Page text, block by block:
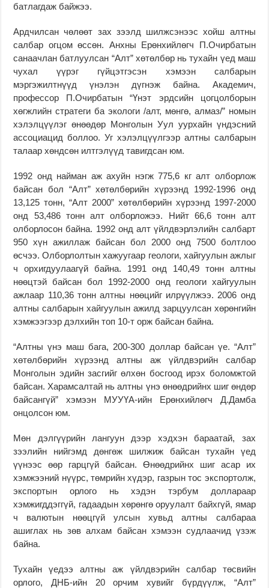
батлагдаж байжээ.
Ардчилсан чөлөөт зах зээлд шилжсэнээс хойш алтны
салбар огцом өссөн. Анхны Ерөнхийлөгч П.Очирбатын
санаачлан батлуулсан “Алт” хөтөлбөр нь тухайн үед маш
чухал үүрэг гүйцэтгэсэн хэмээн салбарын
мэргэжилтнүүд үнэлэн дүгнэж байна. Академич,
профессор П.Очирбатын “Үнэт эрдсийн цогцолборын
хөгжлийн стратеги ба экологи /алт, мөнгө, алмаз/” номын
хэлэлцүүлэг өнөөдөр Монголын Уул уурхайн үндэсний
ассоциацид боллоо. Уг хэлэлцүүлгээр алтны салбарын
талаар хөндсөн илтгэлүүд тавигдсан юм.
1992 онд найман аж ахуйн нэгж 775,6 кг алт олборлож
байсан бол “Алт” хөтөлбөрийн хүрээнд 1992-1996 онд
13,125 тонн, “Алт 2000” хөтөлбөрийн хүрээнд 1997-2000
онд 53,486 тонн алт олборложээ. Нийт 66,6 тонн алт
олборлосон байна. 1992 онд алт үйлдвэрлэлийн салбарт
950 хүн ажиллаж байсан бол 2000 онд 7500 болтлоо
өсчээ. Олборлолтын хажуугаар геологи, хайгуулын ажлыг
ч орхигдуулаагүй байна. 1991 онд 140,49 тонн алтны
нөөцтэй байсан бол 1992-2000 онд геологи хайгуулын
ажлаар 110,36 тонн алтны нөөцийг илрүүлжээ. 2006 онд
алтны салбарын хайгуулын ажилд зарцуулсан хөрөнгийн
хэмжээгээр дэлхийн топ 10-т орж байсан байна.
“Алтны үнэ маш бага, 200-300 доллар байсан үе. “Алт”
хөтөлбөрийн хүрээнд алтны аж үйлдвэрийн салбар
Монголын эдийн засгийг өлхөн босгоод ирэх боломжтой
байсан. Харамсалтай нь алтны үнэ өнөөдрийнх шиг өндөр
байсангүй” хэмээн МУУҮА-ийн Ерөнхийлөгч Д.Дамба
онцолсон юм.
Мөн дэлгүүрийн лангуун дээр хэдхэн бараатай, зах
зээлийн нийгэмд дөнгөж шилжиж байсан тухайн үед
үүнээс өөр гарцгүй байсан. Өнөөдрийнх шиг асар их
хэмжээний нүүрс, төмрийн хүдэр, газрын тос экспортолж,
экспортын орлого нь хэдэн тэрбум доллараар
хэмжигддэггүй, гадаадын хөрөнгө оруулалт байхгүй, ямар
ч валютын нөөцгүй улсын хувьд алтны салбараа
ашиглах нь зөв алхам байсан хэмээн судлаачид үзэж
байна.
Тухайн үедээ алтны аж үйлдвэрийн салбар төсвийн
орлого, ДНБ-ийн 20 орчим хувийг бүрдүүлж, “Алт”